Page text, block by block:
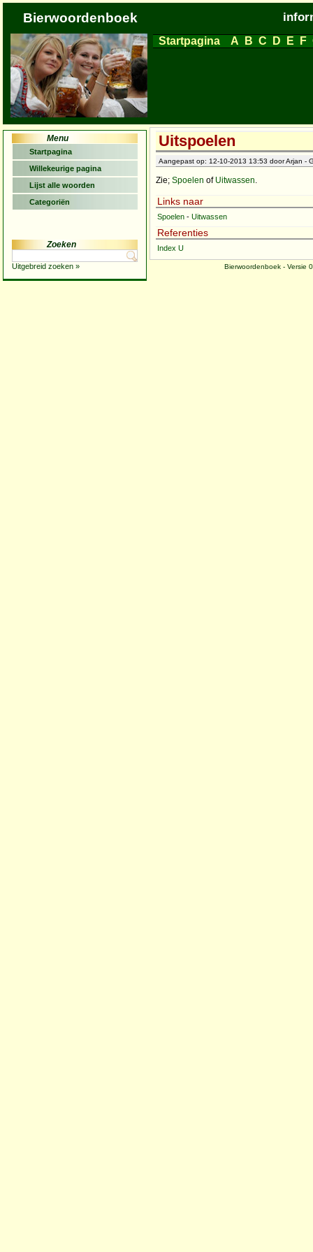
Bierwoordenboek
Startpagina A B C D E F
Menu
Startpagina
Willekeurige pagina
Lijst alle woorden
Categoriën
Zoeken
Uitgebreid zoeken »
Uitspoelen
Aangepast op: 12-10-2013 13:53 door Arjan -
Zie; Spoelen of Uitwassen.
Links naar
Spoelen - Uitwassen
Referenties
Index U
Bierwoordenboek - Versie